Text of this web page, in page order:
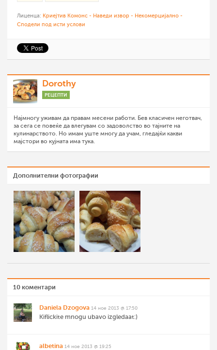
Лиценца: Криејтив Комонс - Наведи извор - Некомерцијално -
Сподели под исти услови
Dorothy
РЕЦЕПТИ
Најмногу уживам да правам месени работи. Бев класичен неготвач,
за сега се повеќе да влегувам со задоволство во тајните на
кулинарството. Но имам уште многу да учам, гледајќи какви
мајстори во кујната има тука.
Дополнителни фотографии
10 коментари
Daniela Dzogova 14 ное 2013 @ 17:50
Kiflickite mnogu ubavo izgledaat:)
albetina 14 ное 2013 @ 19:25